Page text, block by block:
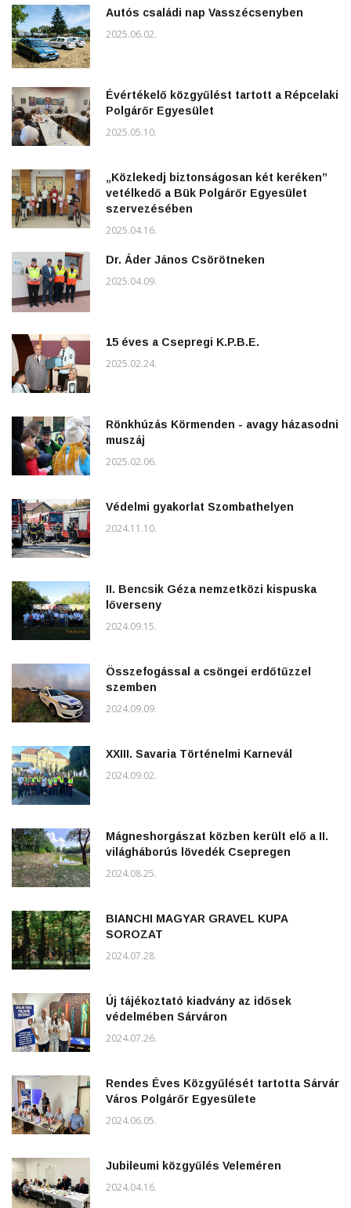
Autós családi nap Vasszécsenyben
2025.06.02.
Évértékelő közgyűlést tartott a Répcelaki
Polgárőr Egyesület
2025.05.10.
„Közlekedj biztonságosan két keréken”
vetélkedő a Bük Polgárőr Egyesület
szervezésében
2025.04.16.
Dr. Áder János Csörötneken
2025.04.09.
15 éves a Csepregi K.P.B.E.
2025.02.24.
Rönkhúzás Körmenden - avagy házasodni
muszáj
2025.02.06.
Védelmi gyakorlat Szombathelyen
2024.11.10.
II. Bencsik Géza nemzetközi kispuska
lőverseny
2024.09.15.
Összefogással a csöngei erdőtűzzel
szemben
2024.09.09.
XXIII. Savaria Történelmi Karnevál
2024.09.02.
Mágneshorgászat közben került elő a II.
világháborús lövedék Csepregen
2024.08.25.
BIANCHI MAGYAR GRAVEL KUPA
SOROZAT
2024.07.28.
Új tájékoztató kiadvány az idősek
védelmében Sárváron
2024.07.26.
Rendes Éves Közgyűlését tartotta Sárvár
Város Polgárőr Egyesülete
2024.06.05.
Jubileumi közgyűlés Veleméren
2024.04.16.